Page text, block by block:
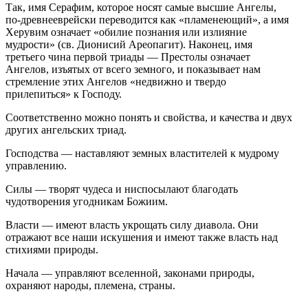
Так, имя Серафим, которое носят самые высшие Ангелы,
по-древнееврейски переводится как «пламенеющий», а имя
Херувим означает «обилие познания или излияние
мудрости» (св. Дионисий Ареопагит). Наконец, имя
третьего чина первой триады — Престолы означает
Ангелов, изъятых от всего земного, и показывает нам
стремление этих Ангелов «недвижно и твердо
прилепиться» к Господу.
Соответственно можно понять и свойства, и качества и двух
других ангельских триад.
Господства — наставляют земных властителей к мудрому
управлению.
Силы — творят чудеса и ниспосылают благодать
чудотворения угодникам Божиим.
Власти — имеют власть укрощать силу диавола. Они
отражают все наши искушения и имеют также власть над
стихиями природы.
Начала — управляют вселенной, законами природы,
охраняют народы, племена, страны.